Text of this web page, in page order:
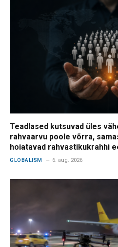
Teadlased kutsuvad üles
rahvaarvu poole võrra,
hoiatavad rahvastikukrahhi
GLOBALISM 6. aug. 2026